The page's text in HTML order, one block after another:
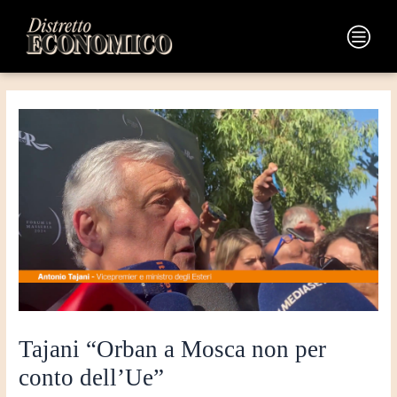
contenuto
Main
Menu
Tajani “Orban a Mosca non per
conto dell’Ue”
articoli